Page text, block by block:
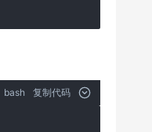
bash 复制代码